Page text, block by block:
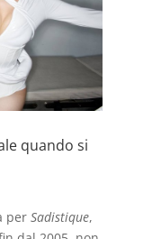
quando si
per Sadistique,